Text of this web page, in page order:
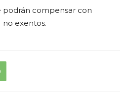
podrán compensar con
no exentos.